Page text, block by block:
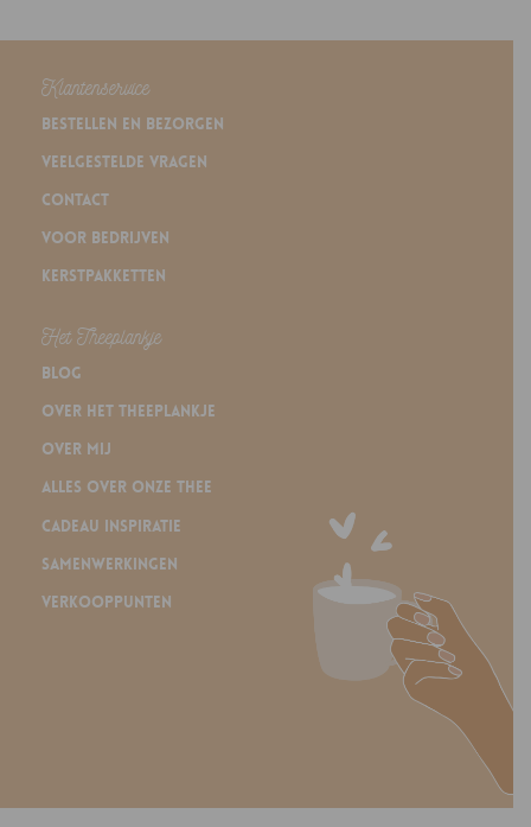
Klantenservice
Bestellen en bezorgen
Veelgestelde vragen
Contact
Voor bedrijven
Kerstpakketten
Het Theeplankje
Blog
Over Het Theeplankje
Over mij
Alles over onze thee
Cadeau inspiratie
Samenwerkingen
Verkooppunten